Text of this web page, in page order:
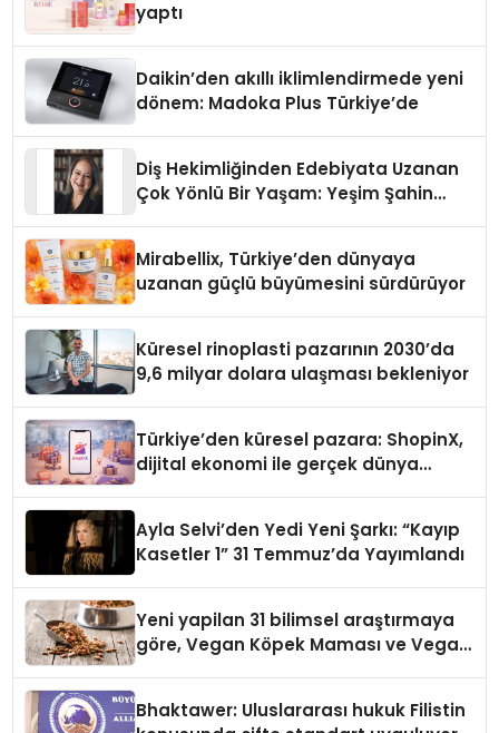
yaptı
Daikin’den akıllı iklimlendirmede yeni
dönem: Madoka Plus Türkiye’de
Diş Hekimliğinden Edebiyata Uzanan
Çok Yönlü Bir Yaşam: Yeşim Şahin
Mirabellix, Türkiye’den dünyaya
uzanan güçlü büyümesini sürdürüyor
Küresel rinoplasti pazarının 2030’da
9,6 milyar dolara ulaşması bekleniyor
Türkiye’den küresel pazara: ShopinX,
dijital ekonomi ile gerçek dünya
Ayla Selvi’den Yedi Yeni Şarkı: “Kayıp
Kasetler 1” 31 Temmuz’da Yayımlandı
Yeni yapilan 31 bilimsel araştırmaya
göre, Vegan Köpek Maması ve Vegan
Bhaktawer: Uluslararası hukuk Filistin